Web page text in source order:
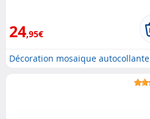
24,95€
Décoration mosaique autocollante